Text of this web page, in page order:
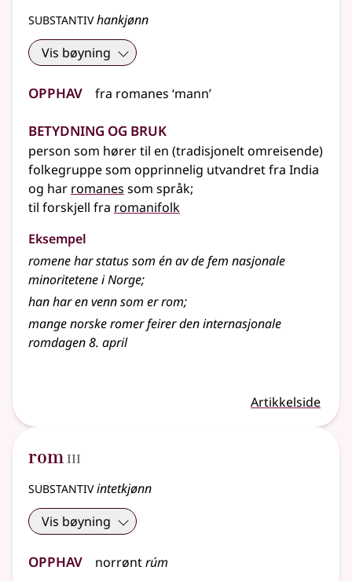
substantivhankjønn
Vis bøyning
Opphav fra romanes ‘mann’
Betydning og bruk
person som hører til en (tradisjonelt omreisende)
folkegruppe som opprinnelig utvandret fra India
og har romanes som språk;
til forskjell fra romanifolk
Eksempel
romene har status som én av de fem nasjonale
minoritetene i Norge;
han har en venn som er rom;
mange norske romer feirer den internasjonale
romdagen 8. april
Artikkelside
rom 3
III
substantivintetkjønn
Vis bøyning
Opphav norrøntrúm